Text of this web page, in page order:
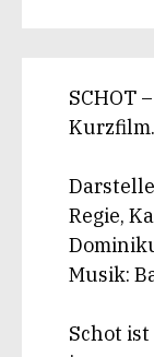
SCHOT
Kurzfilm.
Regie,
Musik:
Schot